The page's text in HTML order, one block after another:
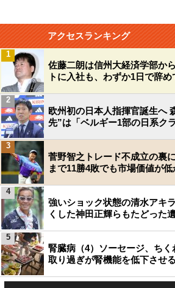
アクセスランキング
佐藤二朗は信州大経済学部か
トに入社も、わずか1日で辞
1
欧州初の日本人指揮官誕生へ
先”は「ベルギー1部の日系ク
2
菅野智之トレード不成立の裏
まで11勝4敗でも市場価値が
3
強いショック状態の清水アキ
くした神田正輝らもたどった
4
腎臓病（4）ソーセージ、ち
取り過ぎが腎機能を低下させる
5